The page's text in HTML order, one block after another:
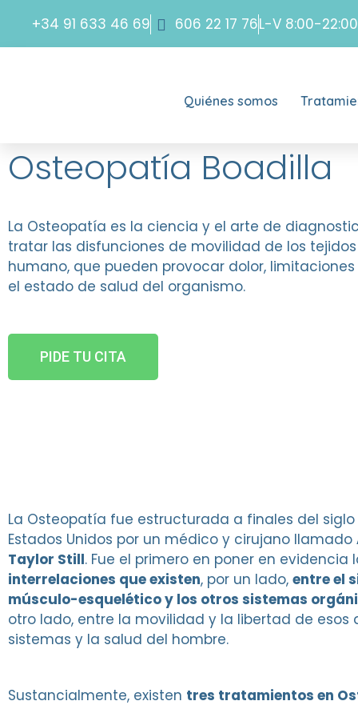
+34 91 633 46 69 606 22 17 76L-V 8:00-
Quiénes somos
Osteopatía Boadilla
La Osteopatía es la ciencia y el arte de
tratar las disfunciones de movilidad de los
humano, que pueden provocar dolor,
el estado de salud del organismo.
PIDE TU CITA
La Osteopatía fue estructurada a finales del siglo
Estados Unidos por un médico y cirujano llamado
Taylor Still. Fue el primero en poner en evidencia
interrelaciones que existen, por un lado, entre el
músculo-esquelético y los otros sistemas
otro lado, entre la movilidad y la libertad de esos
sistemas y la salud del hombre.
Sustancialmente, existen tres tratamientos en